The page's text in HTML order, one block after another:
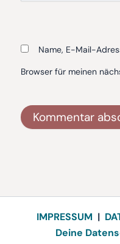
Name, E-Mail-
Browser für meinen
IMPRESSUM |
Deine